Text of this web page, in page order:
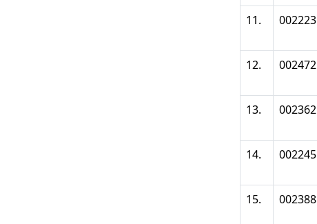
11.
002223
12.
002472
13.
002362
14.
002245
15.
002388